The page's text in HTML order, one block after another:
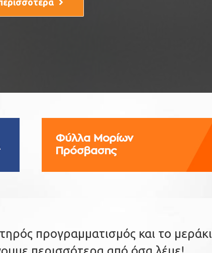
προγραμματισμός και το μεράκι